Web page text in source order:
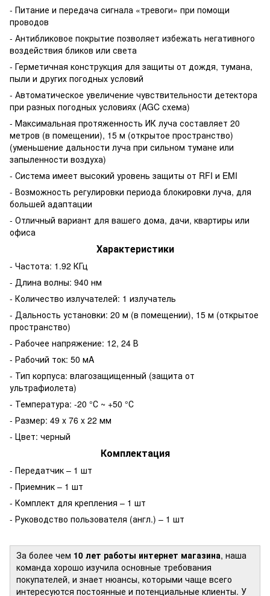
- Питание и передача сигнала «тревоги» при помощи
проводов
- Антибликовое покрытие позволяет избежать негативного
воздействия бликов или света
- Герметичная конструкция для защиты от дождя, тумана,
пыли и других погодных условий
- Автоматическое увеличение чувствительности детектора
при разных погодных условиях (AGC схема)
- Максимальная протяженность ИК луча составляет 20
метров (в помещении), 15 м (открытое пространство)
(уменьшение дальности луча при сильном тумане или
запыленности воздуха)
- Система имеет высокий уровень защиты от RFI и EMI
- Возможность регулировки периода блокировки луча, для
большей адаптации
- Отличный вариант для вашего дома, дачи, квартиры или
офиса
Характеристики
- Частота: 1.92 КГц
- Длина волны: 940 нм
- Количество излучателей: 1 излучатель
- Дальность установки: 20 м (в помещении), 15 м (открытое
пространство)
- Рабочее напряжение: 12, 24 В
- Рабочий ток: 50 мA
- Тип корпуса: влагозащищенный (защита от
ультрафиолета)
- Температура: -20 °С ~ +50 °С
- Размер: 49 x 76 x 22 мм
- Цвет: черный
Комплектация
- Передатчик – 1 шт
- Приемник – 1 шт
- Комплект для крепления – 1 шт
- Руководство пользователя (англ.) – 1 шт
За более чем 10 лет работы интернет магазина, наша
команда хорошо изучила основные требования
покупателей, и знает нюансы, которыми чаще всего
интересуются постоянные и потенциальные клиенты. У